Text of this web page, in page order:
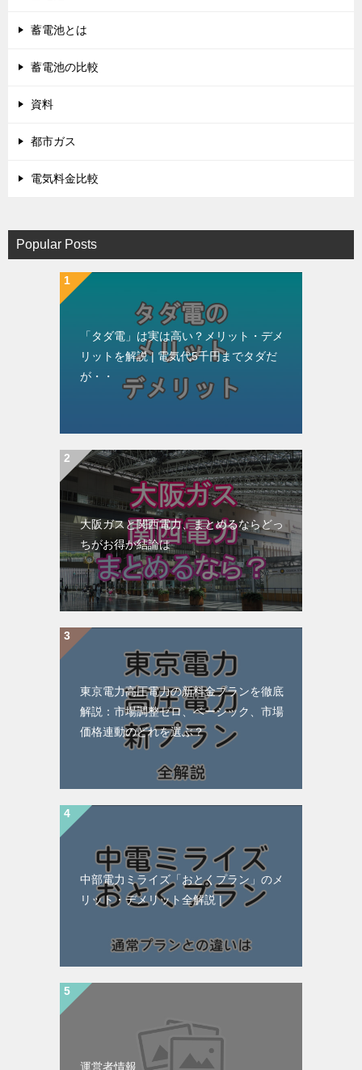
蓄電池とは
蓄電池の比較
資料
都市ガス
電気料金比較
Popular Posts
「タダ電」は実は高い？メリット・デメ
リットを解説 | 電気代5千円までタダだ
が・・
大阪ガスと関西電力、まとめるならどっ
ちがお得か結論は
東京電力高圧電力の新料金プランを徹底
解説：市場調整ゼロ、ベーシック、市場
価格連動のどれを選ぶ？
中部電力ミライズ「おとくプラン」のメ
リット・デメリット全解説 |
運営者情報